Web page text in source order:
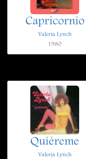
Capricornio
Valeria Lynch
1980
Quiéreme
Valeria Lynch